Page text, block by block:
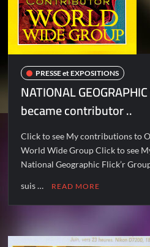
PRESSE et EXPOSITIONS
NATIONAL
became contributor ..
Click to see My contributions to
World Wide Group Click to see
National Geographic Flick’r
suis … READ MORE